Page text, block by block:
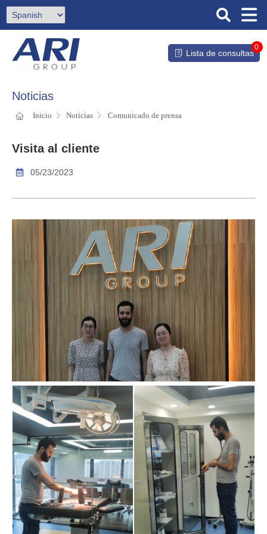
Lista de consultas
0
Noticias
Inicio Noticias Comunicado de prensa
Visita al cliente
05/23/2023